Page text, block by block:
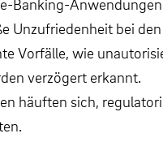
Unzufriedenheit bei
Vorfälle, wie
verzögert erkannt.
häuften sich,